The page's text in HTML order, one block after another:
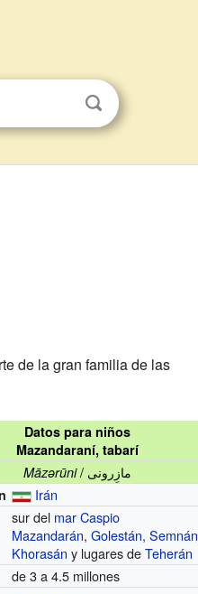
de la gran familia de las
Datos para niños
Mazandaraní, tabarí
Māzərūni
/ مازِرونی
Irán
sur del mar Caspio
Mazandarán,Golestán,Semnán
Khorasán y lugares deTeherán
de 3 a 4.5 millones